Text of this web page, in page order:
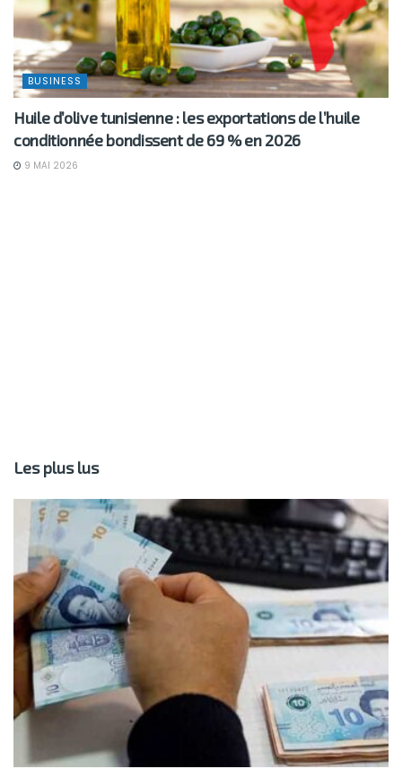
BUSINESS
Huile d’olive tunisienne : les exportations de l’huile
conditionnée bondissent de 69 % en 2026
9 MAI 2026
Les plus lus